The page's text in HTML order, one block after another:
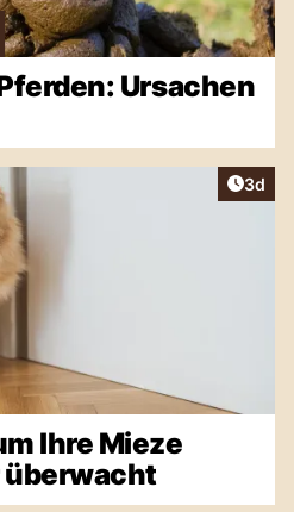
Ursachen
3d
Ihre Mieze
überwacht